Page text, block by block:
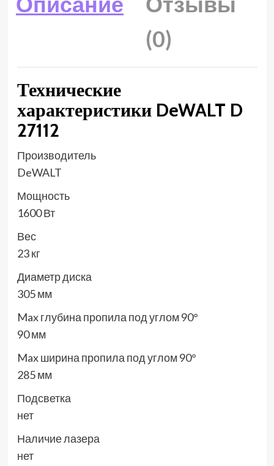
(0)
Технические
характеристики DeWALT D
27112
Производитель
DeWALT
Мощность
1600 Вт
Вес
23 кг
Диаметр диска
305 мм
Max глубина пропила под углом 90°
90 мм
Max ширина пропила под углом 90°
285 мм
Подсветка
нет
Наличие лазера
нет